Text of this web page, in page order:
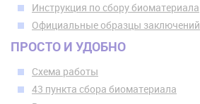
Инструкция по сбору биоматериала
Официальные образцы заключений
ПРОСТО И УДОБНО
Схема работы
43 пункта сбора биоматериала